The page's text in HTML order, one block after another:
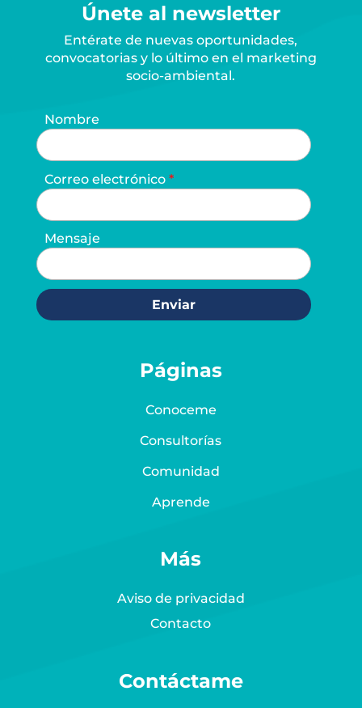
Únete al newsletter
Entérate de nuevas oportunidades,
convocatorias y lo último en el marketing
socio-ambiental.
Nombre
Correo electrónico
Mensaje
Enviar
Páginas
Conoceme
Consultorías
Comunidad
Aprende
Más
Aviso de privacidad
Contacto
Contáctame